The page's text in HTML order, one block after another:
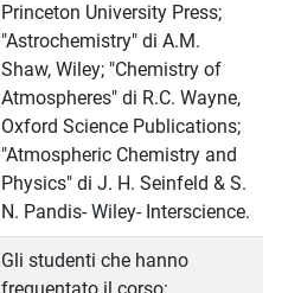
Princeton University Press;
"Astrochemistry" di A.M.
Shaw, Wiley; "Chemistry of
Atmospheres" di R.C. Wayne,
Oxford Science Publications;
"Atmospheric Chemistry and
Physics" di J. H. Seinfeld & S.
N. Pandis- Wiley- Interscience.
Gli studenti che hanno